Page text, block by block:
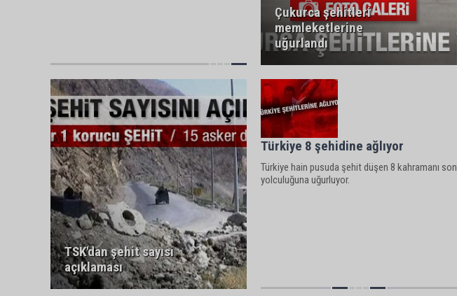
Çukurca şehitleri
memleketlerine
uğurlandı
TSK'dan şehit sayısı
açıklaması
Türkiye 8 şehidine ağlıyor
Türkiye hain pusuda şehit düşen 8 kahramanı son
yolculuğuna uğurluyor.